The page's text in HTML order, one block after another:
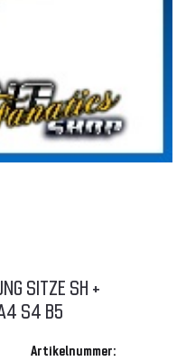
SITZE SH +
S4 B5
Artikelnummer: